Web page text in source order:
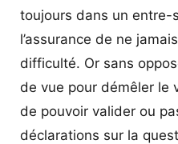
toujours dans un entre-
l’assurance de ne
difficulté. Or sans
de vue pour démêler le
de pouvoir valider ou
déclarations sur la